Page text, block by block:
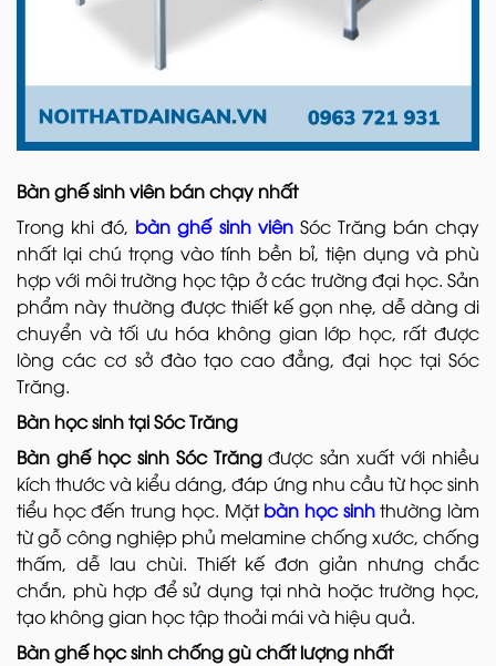
Bàn ghế sinh viên bán chạy nhất
Trong khi đó, bàn ghế sinh viênSóc Trăng bán chạy
nhất lại chú trọng vào tính bền bỉ, tiện dụng và phù
hợp với môi trường học tập ở các trường đại học. Sản
phẩm này thường được thiết kế gọn nhẹ, dễ dàng di
chuyển và tối ưu hóa không gian lớp học, rất được
lòng các cơ sở đào tạo cao đẳng, đại học tại Sóc
Trăng.
Bàn học sinh tại Sóc Trăng
Bàn ghế học sinh Sóc Trăngđược sản xuất với nhiều
kích thước và kiểu dáng, đáp ứng nhu cầu từ học sinh
tiểu học đến trung học. Mặtbàn học sinhthường làm
từ gỗ công nghiệp phủ melamine chống xước, chống
thấm, dễ lau chùi. Thiết kế đơn giản nhưng chắc
chắn, phù hợp để sử dụng tại nhà hoặc trường học,
tạo không gian học tập thoải mái và hiệu quả.
Bàn ghế học sinh chống gù chất lượng nhất